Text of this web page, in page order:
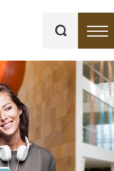
kluczowe